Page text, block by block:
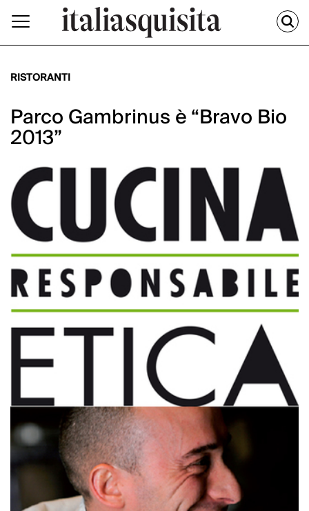
RISTORANTI
Parco Gambrinus è “Bravo Bio
2013”